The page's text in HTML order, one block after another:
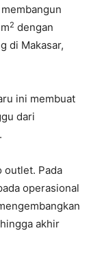
2 dengan
di Makasar,
ini membuat
dari
outlet. Pada
operasional
akhir